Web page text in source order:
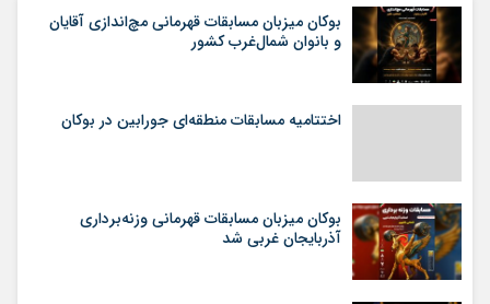
بوکان میزبان مسابقات قهرمانی مچ‌اندازی آقایان
و بانوان شمال‌غرب کشور
اختتامیه مسابقات منطقه‌ای جورابین در بوکان
بوکان میزبان مسابقات قهرمانی وزنه‌برداری
آذربایجان غربی شد